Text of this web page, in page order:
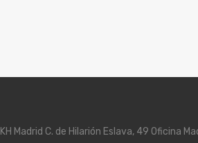
KH Madrid C. de Hilarión Eslava, 49 Oficina